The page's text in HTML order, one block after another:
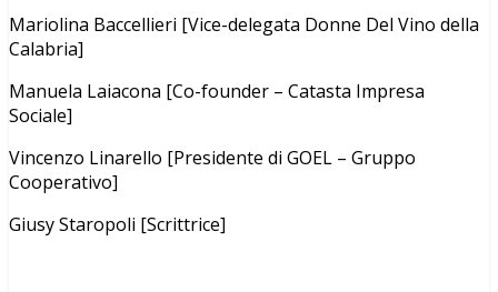
Mariolina Baccellieri [Vice-delegata Donne Del Vino della
Calabria]
Manuela Laiacona [Co-founder – Catasta Impresa
Sociale]
Vincenzo Linarello [Presidente di GOEL – Gruppo
Cooperativo]
Giusy Staropoli [Scrittrice]